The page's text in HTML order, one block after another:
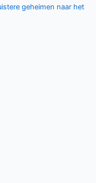
Mexicaanse
Spaanse
tienerthriller over
3 van My Life with